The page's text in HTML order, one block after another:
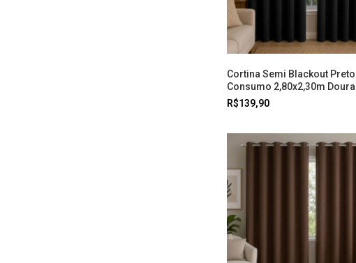
Cortina Semi Blackout Preto
Consumo 2,80x2,30m Doural
R$139,90